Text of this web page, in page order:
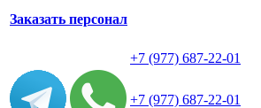
Заказать персонал
+7 (977) 687-22-01
+7 (977) 687-22-01